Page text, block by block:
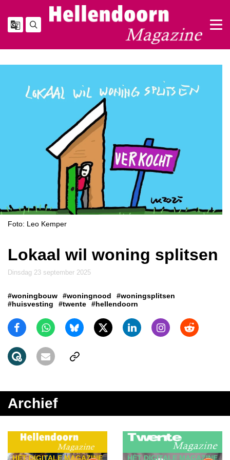
Foto: Leo Kemper
Lokaal wil woning splitsen
dinsdag 23 september 2025
#woningbouw #woningnood
#woningsplitsen
#huisvesting
#twente #hellendoorn
Archief
HÈT DIGITALE MAGAZINE
HÈT DIGITALE MAGAZINE